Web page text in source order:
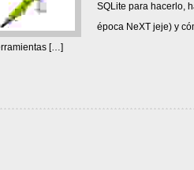
SQLite para hacerlo,
época NeXT jeje) y
[…]